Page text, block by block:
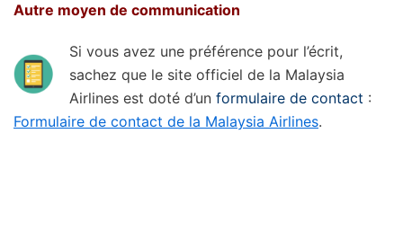
Autre moyen de communication
Si vous avez une préférence pour l’écrit,
sachez que le site officiel de la Malaysia
Airlines est doté d’un formulaire de contact :
Formulaire de contact de la Malaysia Airlines.